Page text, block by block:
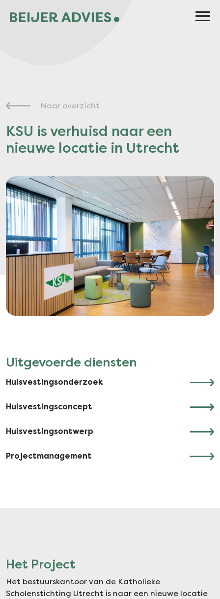
Naar overzicht
KSU is verhuisd naar een
nieuwe locatie in Utrecht
Uitgevoerde diensten
Huisvestingsonderzoek
Huisvestingsconcept
Huisvestingsontwerp
Projectmanagement
Het Project
Het bestuurskantoor van de Katholieke
Scholenstichting Utrecht is naar een nieuwe locatie